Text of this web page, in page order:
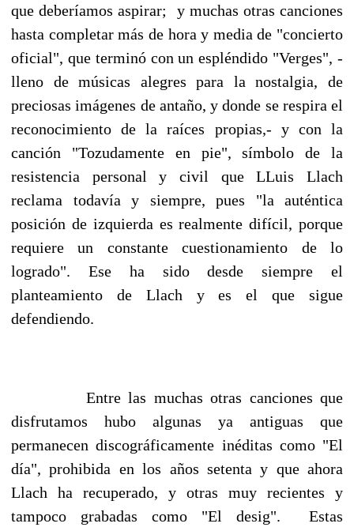
que deberíamos aspirar; y muchas otras canciones
hasta completar más de hora y media de "concierto
oficial", que terminó con un espléndido "Verges", -
lleno de músicas alegres para la nostalgia, de
preciosas imágenes de antaño, y donde se respira el
reconocimiento de la raíces propias,- y con la
canción "Tozudamente en pie", símbolo de la
resistencia personal y civil que LLuis Llach
reclama todavía y siempre, pues "la auténtica
posición de izquierda es realmente difícil, porque
requiere un constante cuestionamiento de lo
logrado". Ese ha sido desde siempre el
planteamiento de Llach y es el que sigue
defendiendo.
Entre las muchas otras canciones que
disfrutamos hubo algunas ya antiguas que
permanecen discográficamente inéditas como "El
día", prohibida en los años setenta y que ahora
Llach ha recuperado, y otras muy recientes y
tampoco grabadas como "El desig". Estas